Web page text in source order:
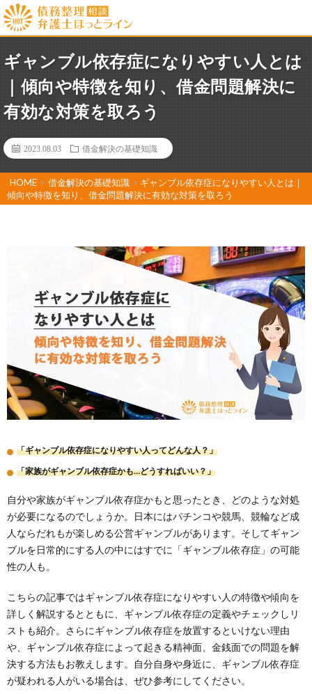
ギャンブル依存症になりやすい人とは
｜傾向や特徴を知り、借金問題解決に
有効な対策を取ろう
2023.08.03 借金解決の基礎知識
HOME > 借金解決の基礎知識 > ギャンブル依存症になりやすい人とは｜
傾向や特徴を知り、借金問題解決に有効な対策を取ろう
「ギャンブル依存症になりやすい人ってどんな人？」
「家族がギャンブル依存症かも…どうすればいい？」
自分や家族がギャンブル依存症かもと思ったとき、どのような対処
が必要になるのでしょうか。日本にはパチンコや競馬、競輪など成
人ならだれもが楽しめる公営ギャンブルがあります。そしてギャン
ブルを日常的にする人の中にはすでに「ギャンブル依存症」の可能
性の人も。
こちらの記事ではギャンブル依存症になりやすい人の特徴や傾向を
詳しく解説するとともに、ギャンブル依存症の定義やチェックしリ
ストも紹介。さらにギャンブル依存症を放置するといけない理由
や、ギャンブル依存症によって起きる精神面、金銭面での問題を解
決する方法もお教えします。自分自身や身近に、ギャンブル依存症
が疑われる人がいる場合は、ぜひ参考にしてください。